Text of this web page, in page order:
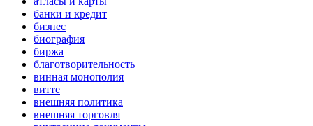
банки и кредит
бизнес
биография
биржа
благотворительность
винная монополия
витте
внешняя политика
внешняя торговля